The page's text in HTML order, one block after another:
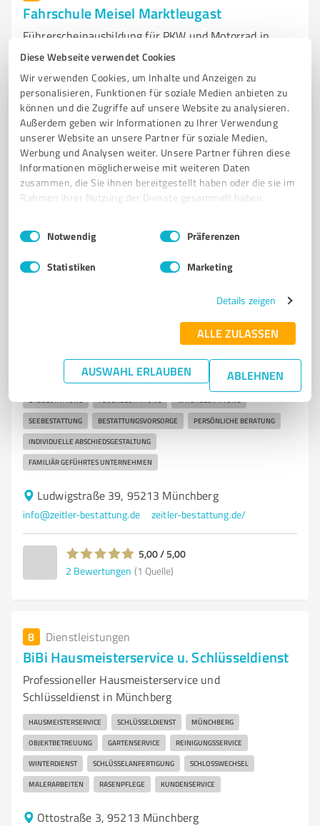
Diese Webseite verwendet Cookies
Wir verwenden Cookies, um Inhalte und Anzeigen zu
personalisieren, Funktionen für soziale Medien anbieten zu
können und die Zugriffe auf unsere Website zu analysieren.
Außerdem geben wir Informationen zu Ihrer Verwendung
unserer Website an unsere Partner für soziale Medien,
Werbung und Analysen weiter. Unsere Partner führen diese
Informationen möglicherweise mit weiteren Daten
zusammen, die Sie ihnen bereitgestellt haben oder die sie im
Rahmen Ihrer Nutzung der Dienste gesammelt haben.
Impressum Datenschutzbestimmungen
Einwilligungsauswahl
Notwendig Präferenzen
Statistiken Marketing
Details zeigen
ALLE ZULASSEN
AUSWAHL ERLAUBEN ABLEHNEN
Fahrschule Meisel Marktleugast
Führerscheinausbildung für PKW und Motorrad in
Marktleugast bei Fahrschule Meise
FAHRSCHULE MARKTLEUGAST FÜHRERSCHEIN PKW MOTORRAD
AUSBILDUNG FAHRSTUNDEN THEORIEPRÜFUNG PRAXISPRÜFUNG
FAHRLEHRER PERSÖNLICHE ATMOSPHÄRE FLEXIBLE TERMINE
Marktstraße 24A, 95352 Marktleugast
info@fahrschulemeisel.de www.fahrschulemeisel.de/
(1 Quelle)
Einfühlsame Bestattungen und persönliche Begleitung
BESTATTUNGSINSTITUT BESTATTUNGEN MÜNCHBERG TRAUERFEIER
ERDBESTATTUNG FEUERBESTATTUNG NATURBESTATTUNG
SEEBESTATTUNG BESTATTUNGSVORSORGE PERSÖNLICHE BERATUNG
INDIVIDUELLE ABSCHIEDSGESTALTUNG
FAMILIÄR GEFÜHRTES UNTERNEHMEN
Ludwigstraße 39, 95213 Münchberg
info@zeitler-bestattung.de zeitler-bestattung.de/
5,00 / 5,00
2 Bewertungen (1 Quelle)
8 Dienstleistungen
BiBi Hausmeisterservice u. Schlüsseldienst
Professioneller Hausmeisterservice und
Schlüsseldienst in Münchberg
HAUSMEISTERSERVICE SCHLÜSSELDIENST MÜNCHBERG
OBJEKTBETREUUNG GARTENSERVICE REINIGUNGSSERVICE
WINTERDIENST SCHLÜSSELANFERTIGUNG SCHLOSSWECHSEL
MALERARBEITEN RASENPFLEGE KUNDENSERVICE
Ottostraße 3, 95213 Münchberg